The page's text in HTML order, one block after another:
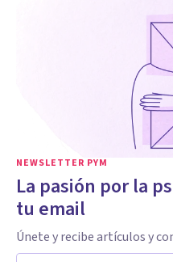
NEWSLETTER PYM
La pasión por la
tu email
Únete y recibe artículos y